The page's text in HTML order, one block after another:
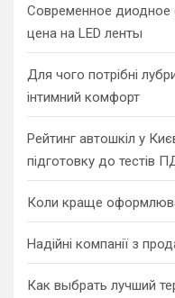
Современное диодное
цена на LED ленты
Для чого потрібні
інтимний комфорт
Рейтинг автошкіл у
підготовку до тестів
Коли краще
Надійні компанії з
Как выбрать лучший